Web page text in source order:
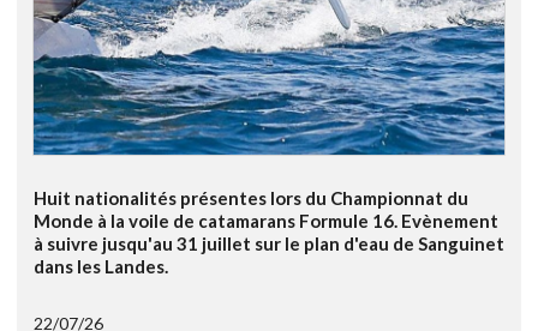
Huit nationalités présentes lors du Championnat du
Monde à la voile de catamarans Formule 16. Evènement
à suivre jusqu'au 31 juillet sur le plan d'eau de Sanguinet
dans les Landes.
22/07/26